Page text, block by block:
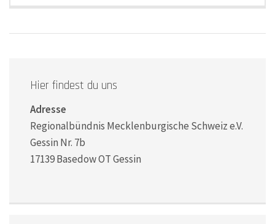
Hier findest du uns
Adresse
Regionalbündnis Mecklenburgische Schweiz e.V.
Gessin Nr. 7b
17139 Basedow OT Gessin